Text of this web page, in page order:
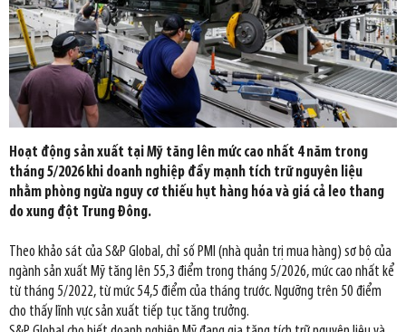
Hoạt động sản xuất tại Mỹ tăng lên mức cao nhất 4 năm trong
tháng 5/2026 khi doanh nghiệp đẩy mạnh tích trữ nguyên liệu
nhằm phòng ngừa nguy cơ thiếu hụt hàng hóa và giá cả leo thang
do xung đột Trung Đông.
Theo khảo sát của S&P Global, chỉ số PMI (nhà quản trị mua hàng) sơ bộ của
ngành sản xuất Mỹ tăng lên 55,3 điểm trong tháng 5/2026, mức cao nhất kể
từ tháng 5/2022, từ mức 54,5 điểm của tháng trước. Ngưỡng trên 50 điểm
cho thấy lĩnh vực sản xuất tiếp tục tăng trưởng.